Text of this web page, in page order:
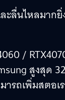
ะลื่นไหลมาก
/
สูงสุด 32
ารถเพิ่มสตอเ